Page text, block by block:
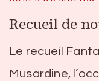
Recueil de
Le recueil
Musardine,